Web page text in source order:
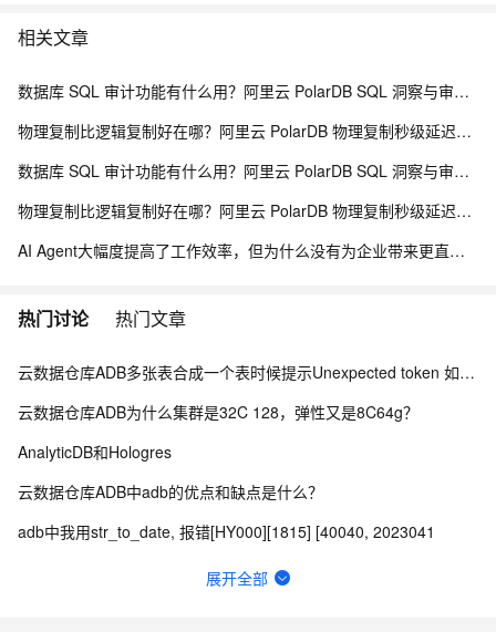
相关文章
数据库 SQL 审计功能有什么用？阿里云 PolarDB SQL 洞察与审计解析
物理复制比逻辑复制好在哪？阿里云 PolarDB 物理复制秒级延迟解析
数据库 SQL 审计功能有什么用？阿里云 PolarDB SQL 洞察与审计解析
物理复制比逻辑复制好在哪？阿里云 PolarDB 物理复制秒级延迟解析
AI Agent大幅度提高了工作效率，但为什么没有为企业带来更直接的效益？
热门讨论 热门文章
云数据仓库ADB多张表合成一个表时候提示Unexpected token 如何优化？
云数据仓库ADB为什么集群是32C 128，弹性又是8C64g？
AnalyticDB和Hologres
云数据仓库ADB中adb的优点和缺点是什么？
adb中我用str_to_date, 报错[HY000][1815] [40040, 2023041
网盘与相册服务中如果USER误删文档，能不能恢复呢
展开全部